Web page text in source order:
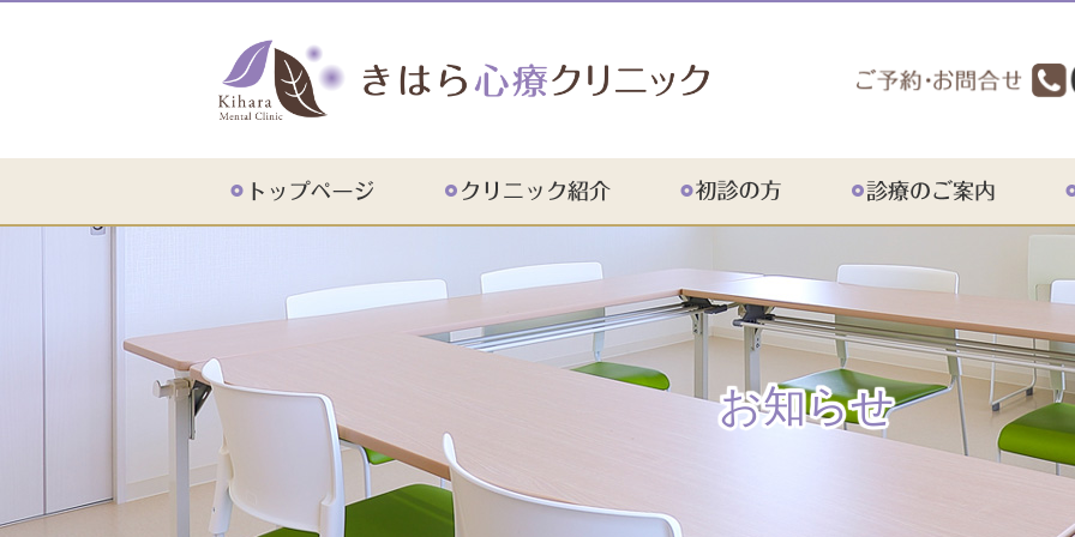
初診の方診療のご案内 ドクター紹介 アクセス
お知らせ